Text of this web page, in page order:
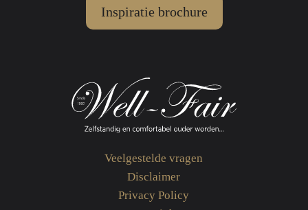
Inspiratie brochure
Veelgestelde vragen
Disclaimer
Privacy Policy